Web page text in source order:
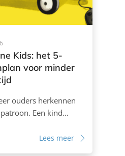
Kids: het 5-
voor minder
ouders herkennen
Een kind…
Lees meer